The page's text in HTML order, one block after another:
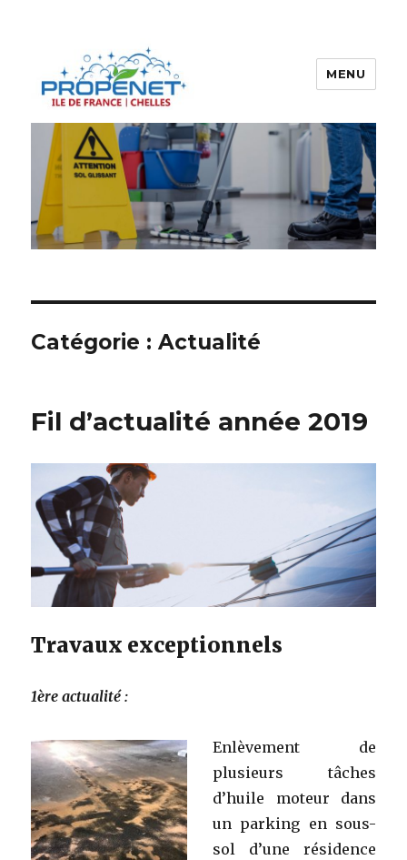
Propenet
MENU
Catégorie : Actualité
Fil d’actualité année 2019
Travaux exceptionnels
1ère actualité :
Enlèvement de
plusieurs tâches
d’huile moteur dans
un parking en sous-
sol d’une résidence